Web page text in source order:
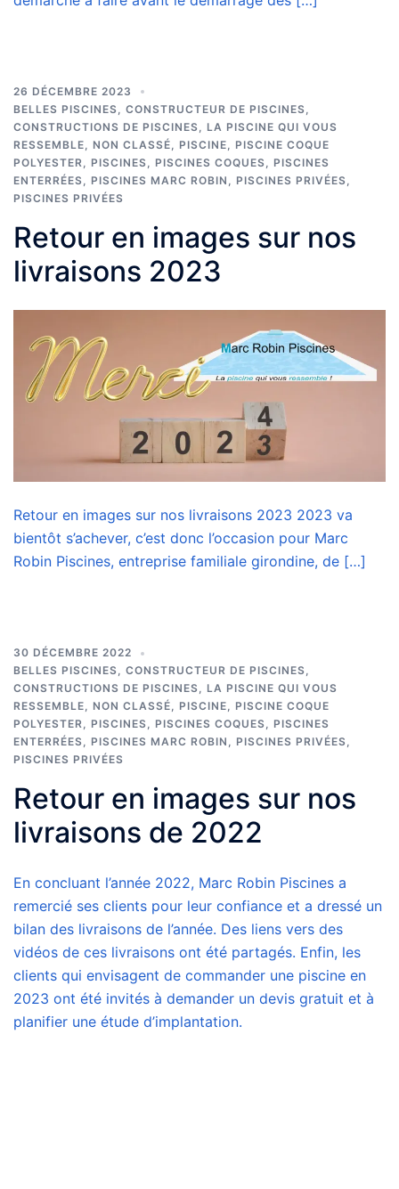
26 DÉCEMBRE 2023
BELLES PISCINES
CONSTRUCTEUR DE PISCINES
CONSTRUCTIONS DE PISCINES
LA PISCINE QUI VOUS
RESSEMBLE
NON CLASSÉ PISCINE
PISCINE COQUE
POLYESTER
PISCINES PISCINES COQUES
PISCINES
ENTERRÉES
PISCINES MARC ROBIN PISCINES PRIVÉES
PISCINES PRIVÉES
Retour en images sur nos
livraisons 2023
Retour en images sur nos livraisons 2023 2023 va
bientôt s’achever, c’est donc l’occasion pour Marc
Robin Piscines, entreprise familiale girondine, de […]
30 DÉCEMBRE 2022
BELLES PISCINES, CONSTRUCTEUR DE PISCINES,
CONSTRUCTIONS DE PISCINES, LA PISCINE QUI VOUS
RESSEMBLE, NON CLASSÉ, PISCINE, PISCINE COQUE
POLYESTER, PISCINES, PISCINES COQUES, PISCINES
ENTERRÉES, PISCINES MARC ROBIN , PISCINES PRIVÉES,
PISCINES PRIVÉES
Retour en images sur nos
livraisons de 2022
En concluant l’année 2022, Marc Robin Piscines a
remercié ses clients pour leur confiance et a dressé un
bilan des livraisons de l’année. Des liens vers des
vidéos de ces livraisons ont été partagés. Enfin, les
clients qui envisagent de commander une piscine en
2023 ont été invités à demander un devis gratuit et à
planifier une étude d’implantation.